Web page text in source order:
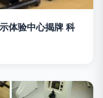
体验中心揭牌 科